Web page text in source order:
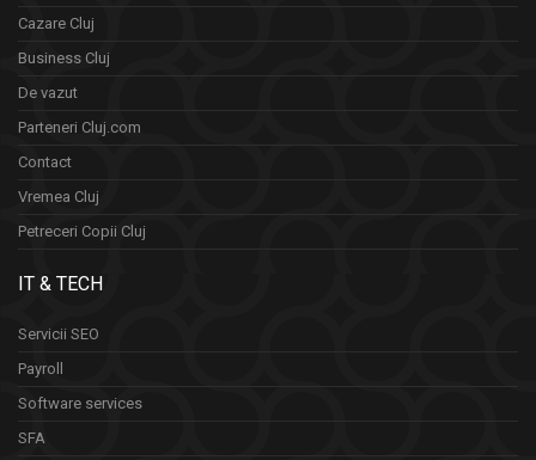
Cazare Cluj
Business Cluj
De vazut
Parteneri Cluj.com
Contact
Vremea Cluj
Petreceri Copii Cluj
IT & TECH
Servicii SEO
Payroll
Software services
SFA